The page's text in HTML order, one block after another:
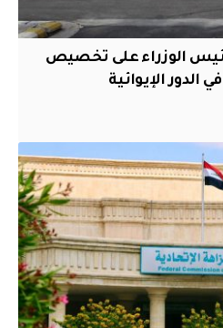
الوزراء على تخصيص
الدور الإيوائية